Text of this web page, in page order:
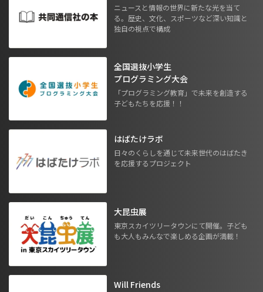
ニュースと情報の世界に新たな光を当て
る。歴史、文化、スポーツなど深い知識と
独自の視点で構成
全国選抜小学生
プログラミング大会
「プログラミング教育」で未来を創造する
子どもたちを応援！！
はばたけラボ
日々のくらしを通じて未来世代のはばたき
を応援するプロジェクト
大昆虫展
東京スカイツリータウンにて開催。子ども
も大人もみんなで楽しめる企画が満載！
Will Friends